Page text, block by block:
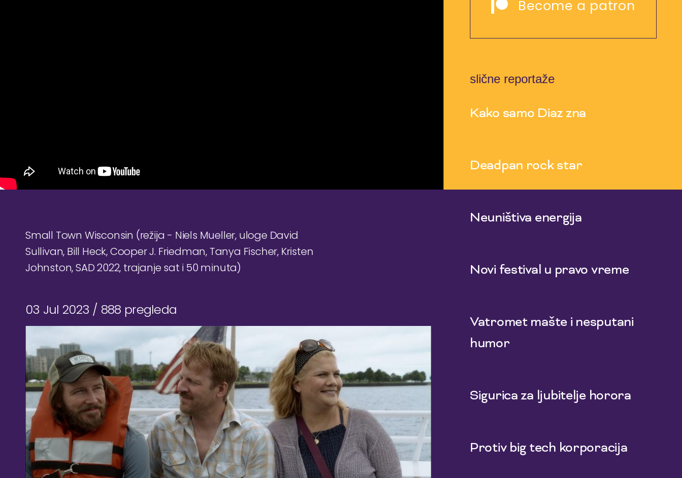
Small Town Wisconsin (režija - Niels Mueller, uloge David
Sullivan, Bill Heck, Cooper J. Friedman, Tanya Fischer, Kristen
Johnston, SAD 2022, trajanje sat i 50 minuta)
03 Jul 2023 / 888 pregleda
Become a patron
slične reportaže
Kako samo Diaz zna
Deadpan rock star
Neuništiva energija
Novi festival u pravo vreme
Vatromet mašte i nesputani
humor
Sigurica za ljubitelje horora
Protiv big tech korporacija